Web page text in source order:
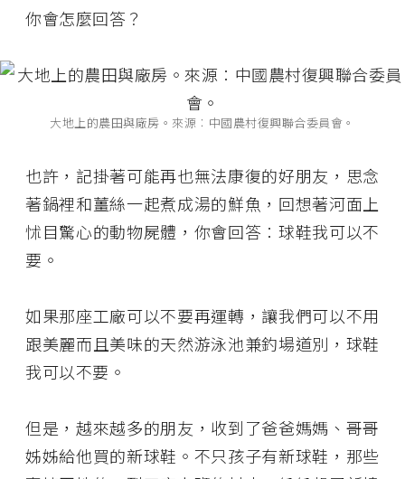
你會怎麼回答？
大地上的農田與廠房。來源︰中國農村復興聯合委員會。
也許，記掛著可能再也無法康復的好朋友，思念
著鍋裡和薑絲一起煮成湯的鮮魚，回想著河面上
怵目驚心的動物屍體，你會回答︰球鞋我可以不
要。
如果那座工廠可以不要再運轉，讓我們可以不用
跟美麗而且美味的天然游泳池兼釣場道別，球鞋
我可以不要。
但是，越來越多的朋友，收到了爸爸媽媽、哥哥
姊姊給他買的新球鞋。不只孩子有新球鞋，那些